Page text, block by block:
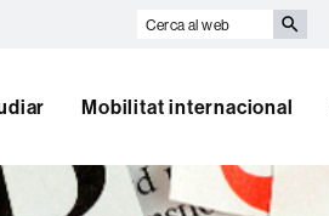
Cerca
Mobilitat internacional